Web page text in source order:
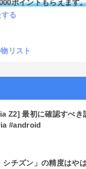
ポイントもらえます
る
リスト
Z2] 最初に確認すべき
#android
シチズン」の精度はや